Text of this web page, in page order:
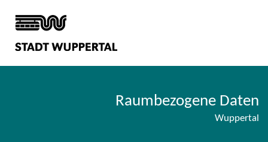
Raumbezogene Daten
Wuppertal